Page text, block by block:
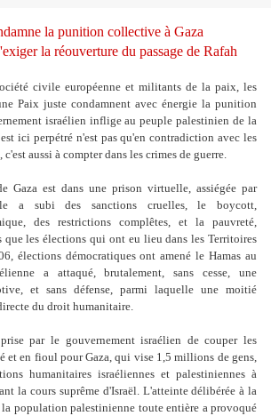
la punition collective à Gaza
la réouverture du passage de Rafah
civile européenne et militants de la paix, les
Paix juste condamnent avec énergie la punition
israélien inflige au peuple palestinien de la
ici perpétré n'est pas qu'en contradiction avec les
aussi à compter dans les crimes de guerre.
Gaza est dans une prison virtuelle, assiégée par
a subi des sanctions cruelles, le boycott,
des restrictions complêtes, et la pauvreté,
que les élections qui ont eu lieu dans les Territoires
élections démocratiques ont amené le Hamas au
a attaqué, brutalement, sans cesse, une
et sans défense, parmi laquelle une moitié
du droit humanitaire.
par le gouvernement israélien de couper les
et en fioul pour Gaza, qui vise 1,5 millions de gens,
humanitaires israéliennes et palestiniennes à
la cours suprême d'Israël. L'atteinte délibérée à la
la population palestinienne toute entière a provoqué